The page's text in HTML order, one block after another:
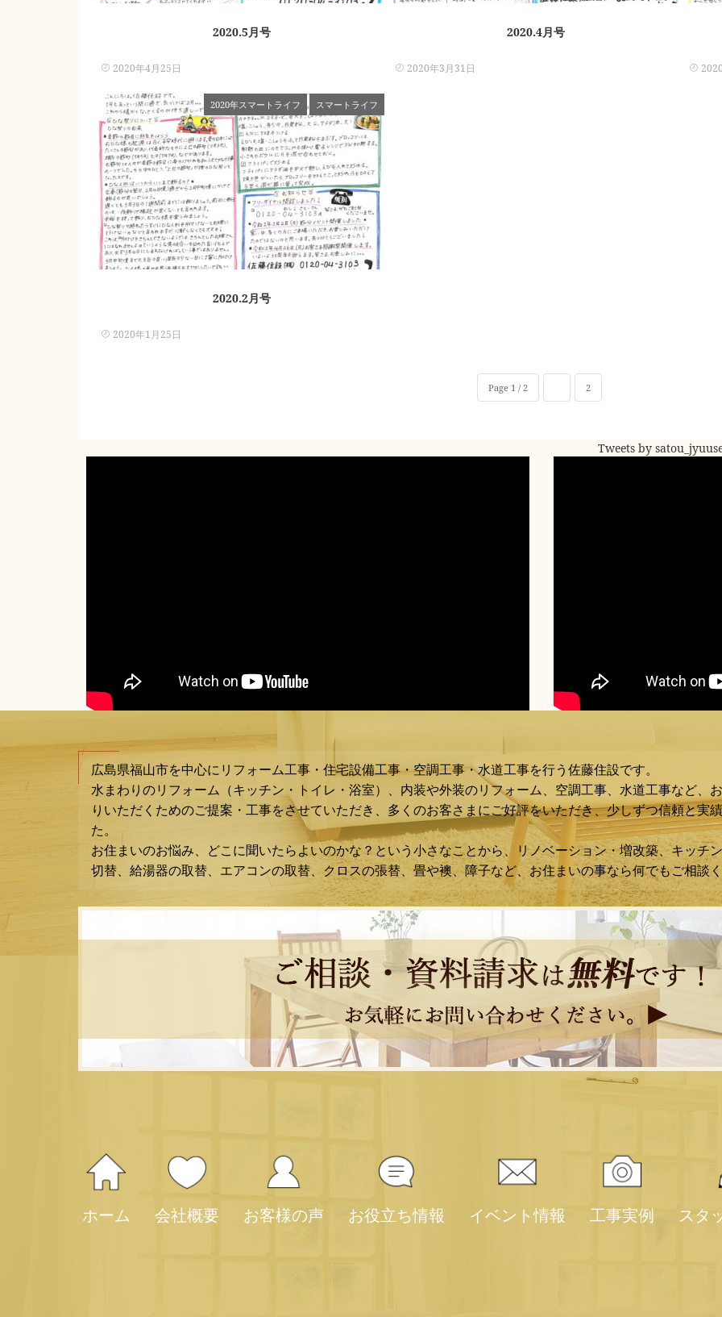
2020.5月号
2020年4月25日
2020.4月号
2020年3月31日
2020年スマートライフ スマートライフ
2020.2月号
2020年1月25日
Page 1 / 2 2
Tweets by
広島県福山市を中心にリフォーム工事・住宅設備工事・空調工事・水道工事を行う佐藤住設です。
水まわりのリフォーム（キッチン・トイレ・浴室）、内装や外装のリフォーム、空調工事、水道工事など、
りいただくためのご提案・工事をさせていただき、多くのお客さまにご好評をいただき、少しずつ信頼と実
た。
お住まいのお悩み、どこに聞いたらよいのかな？という小さなことから、リノベーション・増改築、キッチ
切替、給湯器の取替、エアコンの取替、クロスの張替、畳や襖、障子など、お住まいの事なら何でもご相談
ホーム 会社概要 お客様の声 お役立ち情報 イベント情報 工事実例 スタ